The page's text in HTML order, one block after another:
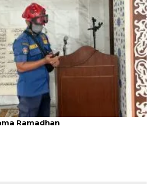
ingatkan warga antisipasi
Ramadhan